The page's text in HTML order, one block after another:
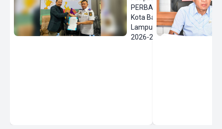
PERBASI
Kota Bandar
Lampung
2026-2030